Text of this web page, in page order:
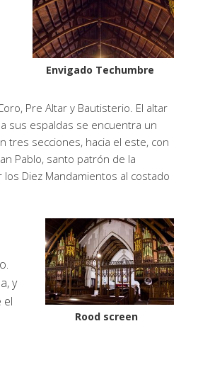
Envigado Techumbre
Pre Altar y Bautisterio. El altar
sus espaldas se encuentra un
tres secciones, hacia el este, con
Pablo, santo patrón de la
los Diez Mandamientos al costado
Rood screen
y
el